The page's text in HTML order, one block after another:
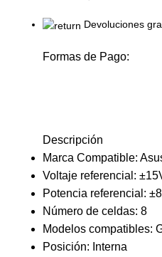
Devoluciones
Formas de Pago:
Descripción
Marca Compatible:
Voltaje referencial:
Potencia referencial:
Número de celdas: 8
Modelos compatibles:
Posición: Interna